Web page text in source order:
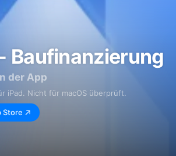
Baufinanzierung
der App
iPad. Nicht für macOS überprüft.
Store